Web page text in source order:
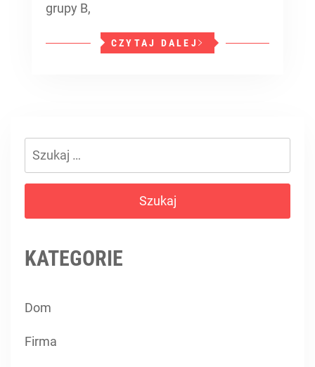
grupy B,
CZYTAJ DALEJ
Szukaj:
KATEGORIE
Dom
Firma